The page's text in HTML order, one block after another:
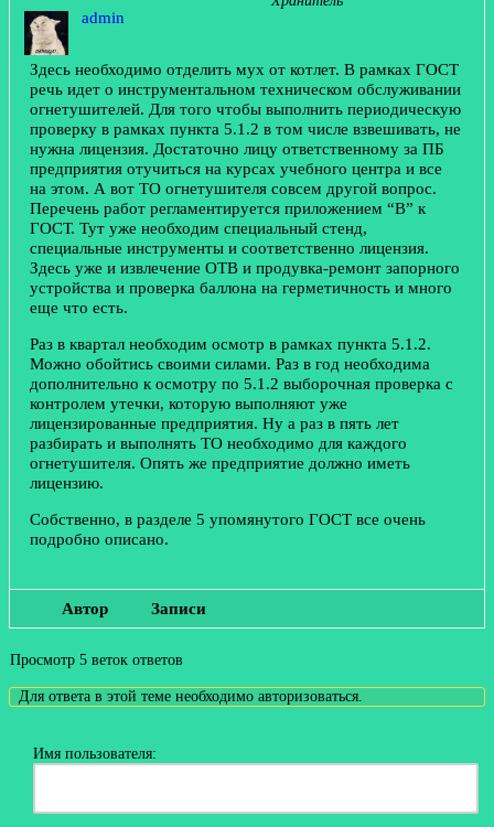
admin
Здесь необходимо отделить мух от котлет. В рамках ГОСТ
речь идет о инструментальном техническом обслуживании
огнетушителей. Для того чтобы выполнить периодическую
проверку в рамках пункта 5.1.2 в том числе взвешивать, не
нужна лицензия. Достаточно лицу ответственному за ПБ
предприятия отучиться на курсах учебного центра и все
на этом. А вот ТО огнетушителя совсем другой вопрос.
Перечень работ регламентируется приложением “В” к
ГОСТ. Тут уже необходим специальный стенд,
специальные инструменты и соответственно лицензия.
Здесь уже и извлечение ОТВ и продувка-ремонт запорного
устройства и проверка баллона на герметичность и много
еще что есть.
Раз в квартал необходим осмотр в рамках пункта 5.1.2.
Можно обойтись своими силами. Раз в год необходима
дополнительно к осмотру по 5.1.2 выборочная проверка с
контролем утечки, которую выполняют уже
лицензированные предприятия. Ну а раз в пять лет
разбирать и выполнять ТО необходимо для каждого
огнетушителя. Опять же предприятие должно иметь
лицензию.
Собственно, в разделе 5 упомянутого ГОСТ все очень
подробно описано.
Автор Записи
Просмотр 5 веток ответов
Для ответа в этой теме необходимо авторизоваться.
Имя пользователя: